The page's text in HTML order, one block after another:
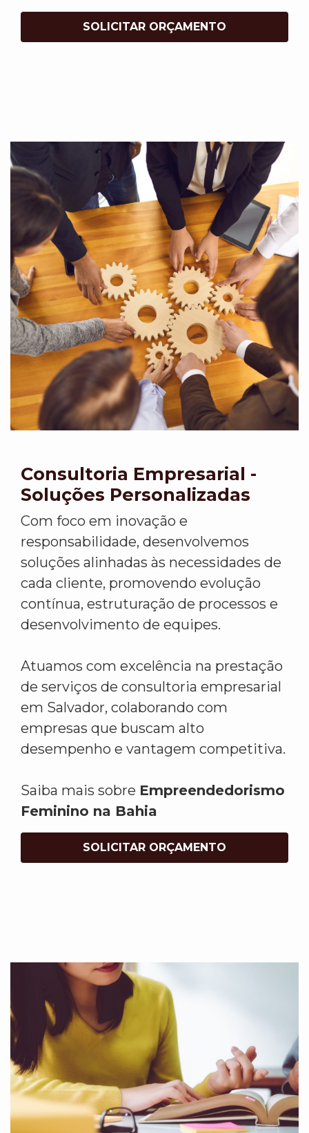
SOLICITAR ORÇAMENTO
Consultoria Empresarial -
Soluções Personalizadas
Com foco em inovação e
responsabilidade, desenvolvemos
soluções alinhadas às necessidades de
cada cliente, promovendo evolução
contínua, estruturação de processos e
desenvolvimento de equipes.
Atuamos com excelência na prestação
de serviços de consultoria empresarial
em Salvador, colaborando com
empresas que buscam alto
desempenho e vantagem competitiva.
Saiba mais sobre Empreendedorismo
Feminino na Bahia
SOLICITAR ORÇAMENTO